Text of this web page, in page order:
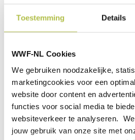
Toestemming Details
WWF-NL Cookies
We gebruiken noodzakelijke,
marketingcookies voor een
website door content en
functies voor social media te
websiteverkeer te analyseren.
jouw gebruik van onze site met
Op expeditie:
ook prachtige
MEER INFO